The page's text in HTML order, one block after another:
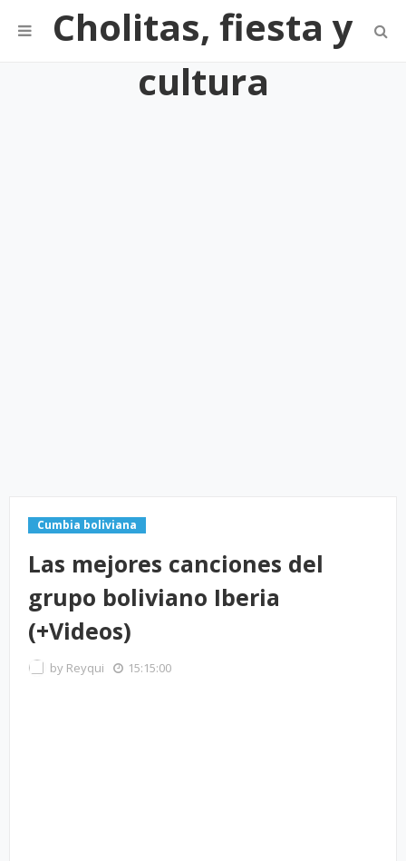
Cholitas, fiesta y
cultura
Cumbia boliviana
Las mejores canciones del
grupo boliviano Iberia
(+Videos)
by Reyqui 15:15:00